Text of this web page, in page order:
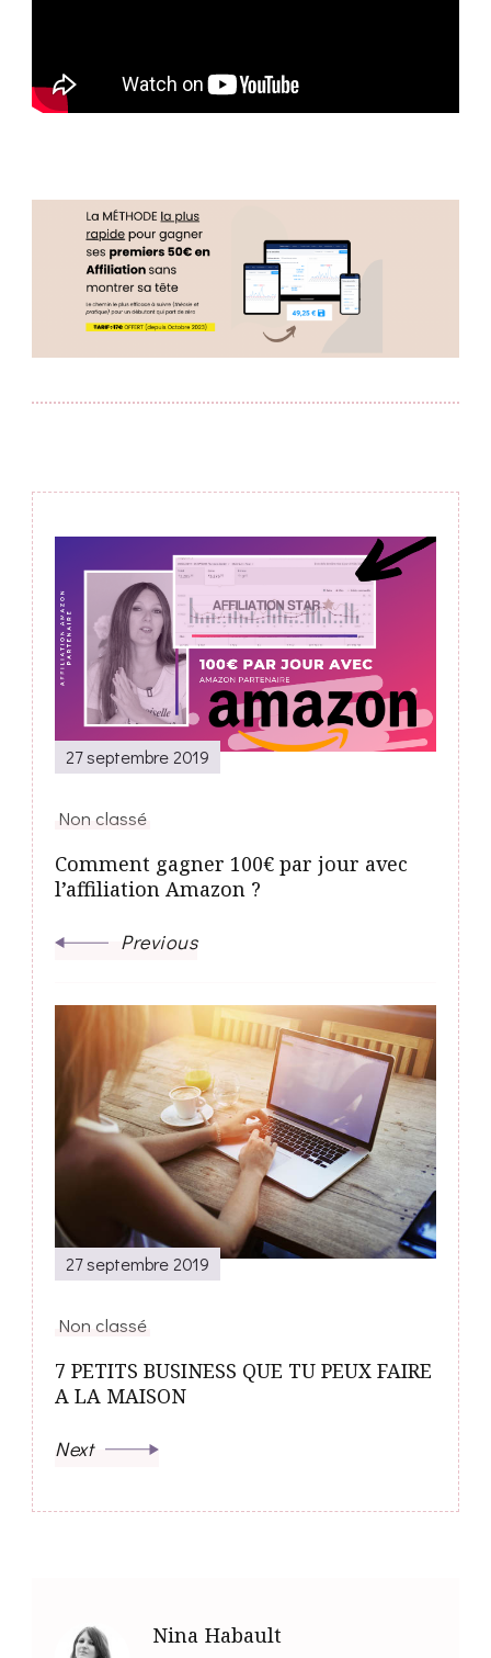
Post
Navigation
27 septembre 2019
Non classé
Comment gagner 100€ par jour avec
l’affiliation Amazon ?
Previous
27 septembre 2019
Non classé
7 PETITS BUSINESS QUE TU PEUX FAIRE
A LA MAISON
Next
Nina Habault